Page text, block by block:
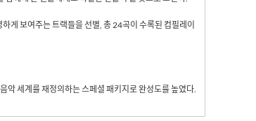
게 보여주는 트랙들을 선별 총 24곡이 수록된 컴필레이
악 세계를 재정의하는 스페셜 패키지로 완성도를 높였다